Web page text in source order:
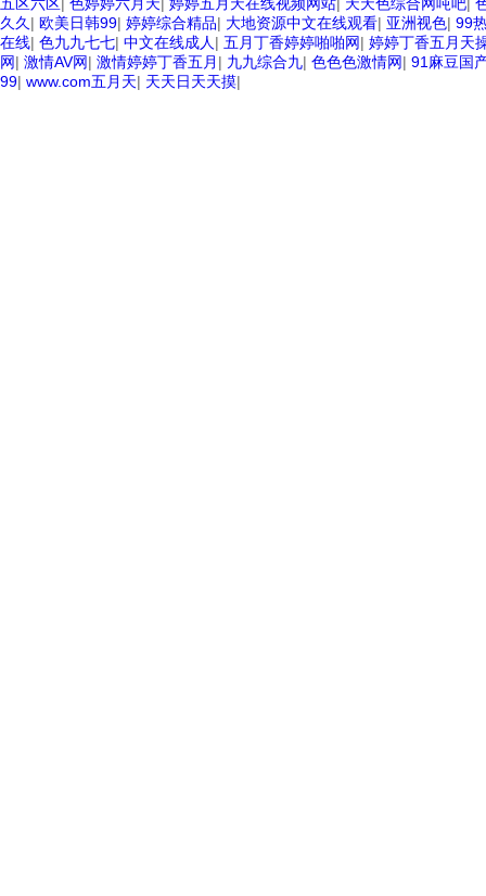
久久 | 欧美日韩99| 婷婷综合精品| 大地资源中文在线观看| 亚洲视色| 99
在线| 色九九七七| 中文在线成人 | 五月丁香婷婷啪啪网| 婷婷丁香五月天
网| 激情AV网| 激情婷婷丁香五月 | 九九综合九| 色色色激情网| 91麻豆国
99| www.com五月天| 天天日天天摸|